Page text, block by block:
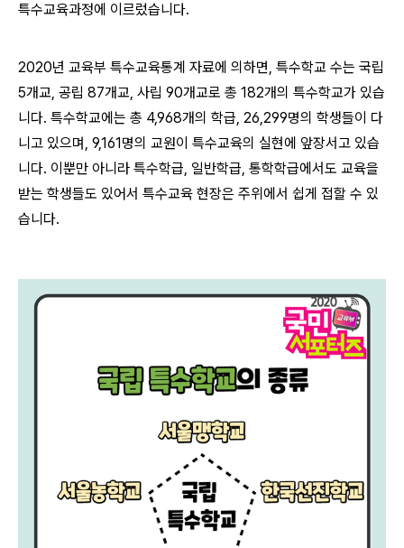
특수교육과정에 이르렀습니다.
2020년 교육부 특수교육통계 자료에 의하면, 특수학교 수는 국립
5개교, 공립 87개교, 사립 90개교로 총 182개의 특수학교가 있습
니다. 특수학교에는 총 4,968개의 학급, 26,299명의 학생들이 다
니고 있으며, 9,161명의 교원이 특수교육의 실현에 앞장서고 있습
니다. 이뿐만 아니라 특수학급, 일반학급, 통학학급에서도 교육을
받는 학생들도 있어서 특수교육 현장은 주위에서 쉽게 접할 수 있
습니다.